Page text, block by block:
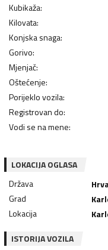
Kubikaža:
Kilovata:
Konjska snaga:
Gorivo:
Mjenjač:
Oštećenje:
Porijeklo vozila:
Registrovan do:
Vodi se na mene:
LOKACIJA OGLASA
Država
Grad
Lokacija
ISTORIJA VOZILA